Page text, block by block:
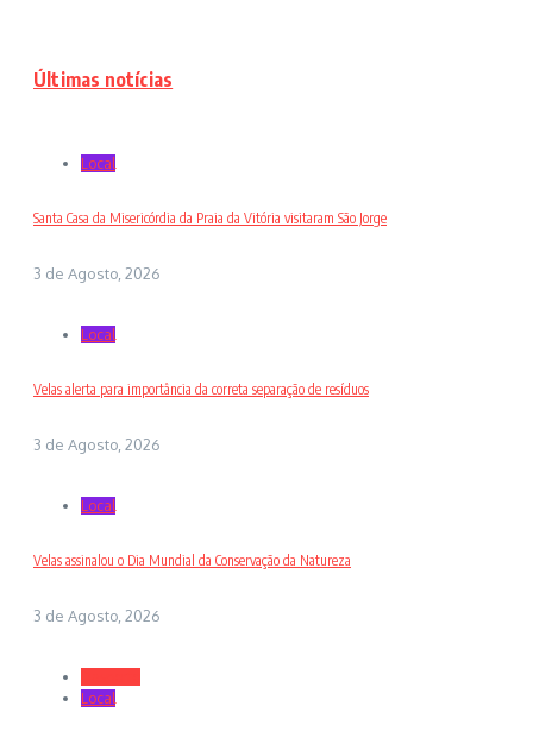
Últimas notícias
Local
Santa Casa da Misericórdia da Praia da Vitória visitaram São Jorge
3 de Agosto, 2026
Local
Velas alerta para importância da correta separação de resíduos
3 de Agosto, 2026
Local
Velas assinalou o Dia Mundial da Conservação da Natureza
3 de Agosto, 2026
Local